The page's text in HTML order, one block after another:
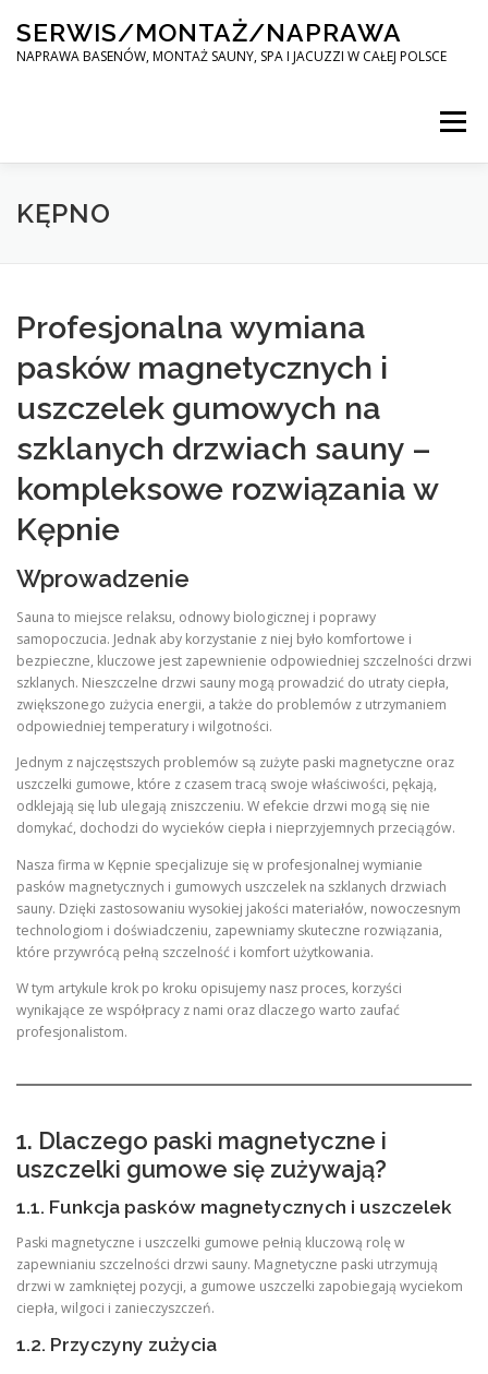
content
SERWIS/MONTAŻ/NAPRAWA
NAPRAWA BASENÓW, MONTAŻ SAUNY, SPA I JACUZZI W CAŁEJ POLSCE
Menu
SPA SERWIS
KONTAKT
KĘPNO
Profesjonalna wymiana
pasków magnetycznych i
uszczelek gumowych na
szklanych drzwiach sauny –
kompleksowe rozwiązania w
Kępnie
Wprowadzenie
Sauna to miejsce relaksu, odnowy biologicznej i poprawy
samopoczucia. Jednak aby korzystanie z niej było komfortowe i
bezpieczne, kluczowe jest zapewnienie odpowiedniej szczelności drzwi
szklanych. Nieszczelne drzwi sauny mogą prowadzić do utraty ciepła,
zwiększonego zużycia energii, a także do problemów z utrzymaniem
odpowiedniej temperatury i wilgotności.
Jednym z najczęstszych problemów są zużyte paski magnetyczne oraz
uszczelki gumowe, które z czasem tracą swoje właściwości, pękają,
odklejają się lub ulegają zniszczeniu. W efekcie drzwi mogą się nie
domykać, dochodzi do wycieków ciepła i nieprzyjemnych przeciągów.
Nasza firma w Kępnie specjalizuje się w profesjonalnej wymianie
pasków magnetycznych i gumowych uszczelek na szklanych drzwiach
sauny. Dzięki zastosowaniu wysokiej jakości materiałów, nowoczesnym
technologiom i doświadczeniu, zapewniamy skuteczne rozwiązania,
które przywrócą pełną szczelność i komfort użytkowania.
W tym artykule krok po kroku opisujemy nasz proces, korzyści
wynikające ze współpracy z nami oraz dlaczego warto zaufać
profesjonalistom.
1. Dlaczego paski magnetyczne i
uszczelki gumowe się zużywają?
1.1. Funkcja pasków magnetycznych i uszczelek
Paski magnetyczne i uszczelki gumowe pełnią kluczową rolę w
zapewnianiu szczelności drzwi sauny. Magnetyczne paski utrzymują
drzwi w zamkniętej pozycji, a gumowe uszczelki zapobiegają wyciekom
ciepła, wilgoci i zanieczyszczeń.
1.2. Przyczyny zużycia